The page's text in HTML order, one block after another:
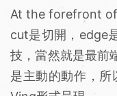
At the forefront
cut是切開，edge
技，當然就是最前
是主動的動作，